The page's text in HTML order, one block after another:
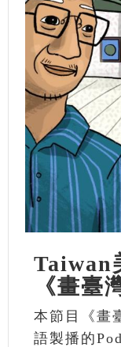
Taiwan
《畫臺
本節目《畫
語製播的